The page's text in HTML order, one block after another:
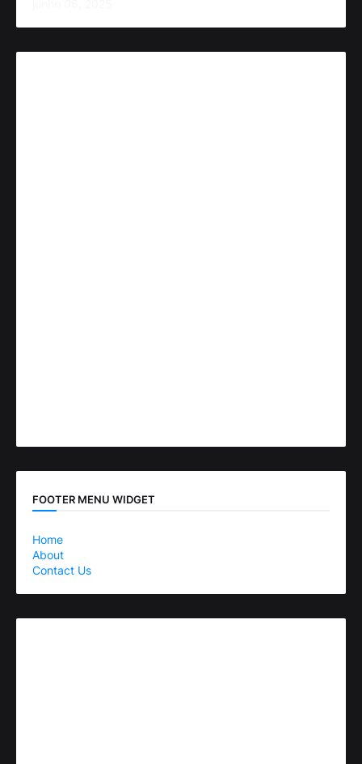
FOOTER MENU WIDGET
Home
About
Contact Us